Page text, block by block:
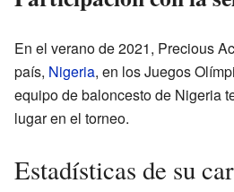
En el verano de 2021, Precious
país, Nigeria, en los Juegos
equipo de baloncesto de Nigeria
lugar en el torneo.
Estadísticas de su